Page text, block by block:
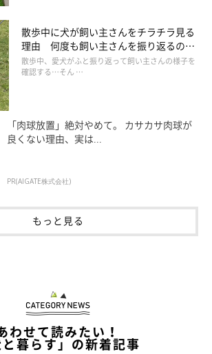
えではない
吸数が正常範囲内であっても、絶対に健康
呼吸にいち早く症状が出るのは、気管や肺
の他の臓器の病気の場合は呼吸数に特段問
ほとんどです。体に痛みなどがある場合
呼吸が見られることがありますが、全ての
ではありません。あくまでも、呼吸器系に
きは、体か心どちらかに何らかの刺激があ
緊張して速い呼吸をしていたら、飼い主さん
クスした顔でゆっくり呼吸をしてみてくださ
それを見ているだけで、少しずつ緊張がほぐ
散歩中に犬が飼い主さんをチラチラ見る
理由 何度も飼い主さんを振り返るのは
なぜ？
散歩中、愛犬がふと振り返って飼い主さんの様子を
確認する…そん …
「肉球放置」絶対やめて。 カサカサ肉球が
良くない理由、実は...
PR(AIGATE株式会社)
もっと見る
わせて読みたい！
と暮らす」の新着記事